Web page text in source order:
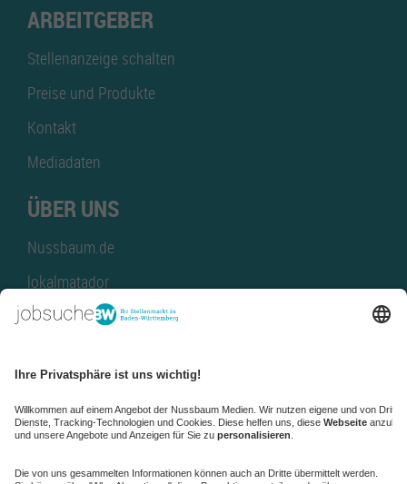
ARBEITGEBER
Stellenanzeige schalten
Preise und Produkte
Kontakt
Mediadaten
ÜBER UNS
Nussbaum.de
lokalmatador
kaufinBW
NussbaumID
Nussbaum Medien